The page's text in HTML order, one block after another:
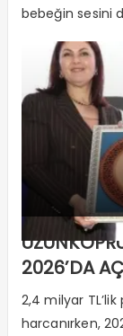
bebeğin sesini
2026’DA
2,4 milyar
harcanırken,